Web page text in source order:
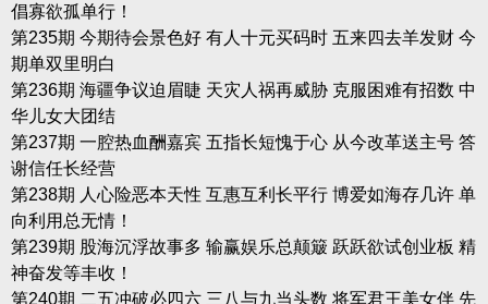
倡寡欲孤单行！
第235期 今期待会景色好 有人十元买码时 五来四去羊发财 今
期单双里明白
第236期 海疆争议迫眉睫 天灾人祸再威胁 克服困难有招数 中
华儿女大团结
第237期 一腔热血酬嘉宾 五指长短愧于心 从今改革送主号 答
谢信任长经营
第238期 人心险恶本天性 互惠互利长平行 博爱如海存几许 单
向利用总无情！
第239期 股海沉浮故事多 输赢娱乐总颠簸 跃跃欲试创业板 精
神奋发等丰收！
第240期 二五冲破必四六 三八与九当头数 将军君王美女伴 先